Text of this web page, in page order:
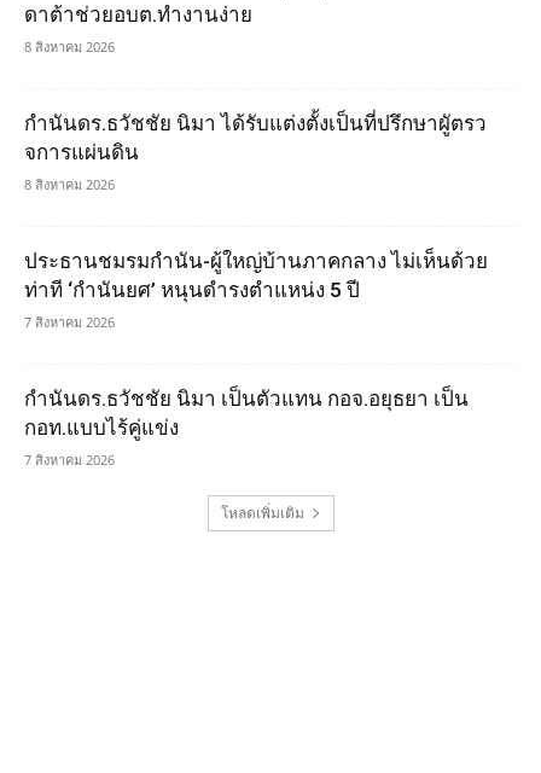
ดาต้าช่วยอบต.ทำงานง่าย
8 สิงหาคม 2026
กำนันดร.ธวัชชัย นิมา ได้รับแต่งตั้งเป็นที่ปรึกษาผูัตรว
จการแผ่นดิน
8 สิงหาคม 2026
ประธานชมรมกำนัน-ผู้ใหญ่บ้านภาคกลาง ไม่เห็นด้วย
ท่าที ‘กำนันยศ’ หนุนดำรงตำแหน่ง 5 ปี
7 สิงหาคม 2026
กำนันดร.ธวัชชัย นิมา เป็นตัวแทน กอจ.อยุธยา เป็น
กอท.แบบไร้คู่แข่ง
7 สิงหาคม 2026
โหลดเพิ่มเติม